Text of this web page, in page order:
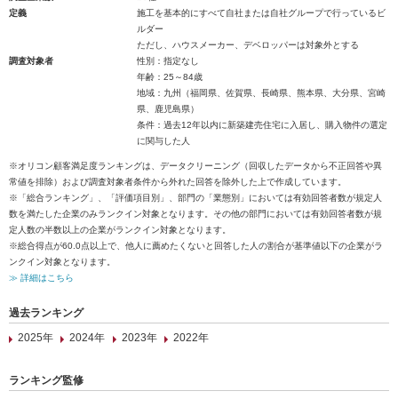
定義
施工を基本的にすべて自社または自社グループで行っているビ
ルダー
ただし、ハウスメーカー、デベロッパーは対象外とする
調査対象者
性別：指定なし
年齢：25～84歳
地域：九州（福岡県、佐賀県、長崎県、熊本県、大分県、宮崎
県、鹿児島県）
条件：過去12年以内に新築建売住宅に入居し、購入物件の選定
に関与した人
※オリコン顧客満足度ランキングは、データクリーニング（回収したデータから不正回答や異
常値を排除）および調査対象者条件から外れた回答を除外した上で作成しています。
※「総合ランキング」、「評価項目別」、部門の「業態別」においては有効回答者数が規定人
数を満たした企業のみランクイン対象となります。その他の部門においては有効回答者数が規
定人数の半数以上の企業がランクイン対象となります。
※総合得点が60.0点以上で、他人に薦めたくないと回答した人の割合が基準値以下の企業がラ
ンクイン対象となります。
≫ 詳細はこちら
過去ランキング
2025年
2024年 2023年 2022年
ランキング監修